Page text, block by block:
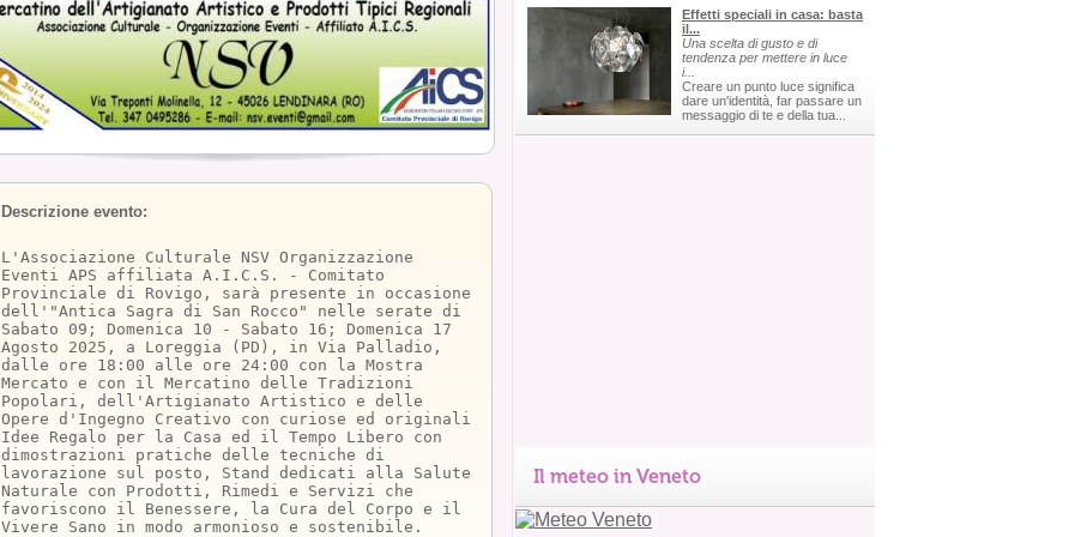
Descrizione evento:
L'Associazione Culturale NSV Organizzazione
Eventi APS affiliata A.I.C.S. - Comitato
Provinciale di Rovigo, sarà presente in occasione
dell'"Antica Sagra di San Rocco" nelle serate di
Sabato 09; Domenica 10 - Sabato 16; Domenica 17
Agosto 2025, a Loreggia (PD), in Via Palladio,
dalle ore 18:00 alle ore 24:00 con la Mostra
Mercato e con il Mercatino delle Tradizioni
Popolari, dell'Artigianato Artistico e delle
Opere d'Ingegno Creativo con curiose ed originali
Idee Regalo per la Casa ed il Tempo Libero con
dimostrazioni pratiche delle tecniche di
lavorazione sul posto, Stand dedicati alla Salute
Naturale con Prodotti, Rimedi e Servizi che
favoriscono il Benessere, la Cura del Corpo e il
Vivere Sano in modo armonioso e sostenibile.
Effetti speciali in casa: basta
il...
Una scelta di gusto e di
tendenza per mettere in luce
i...
Creare un punto luce significa
dare un'identità, far passare un
messaggio di te e della tua...
Il meteo in Veneto